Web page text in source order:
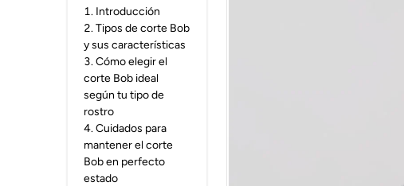
1. Introducción
2.Tipos de corte Bob
y sus características
3.Cómo elegir el
corte Bob ideal
según tu tipo de
rostro
4.Cuidados para
mantener el corte
Bob en perfecto
estado